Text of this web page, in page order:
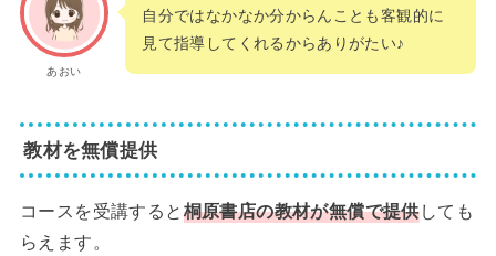
あおい
自分ではなかなか分からんことも客観的に
見て指導してくれるからありがたい♪
教材を無償提供
コースを受講すると 桐原書店の教材が無償で提供しても
らえます。